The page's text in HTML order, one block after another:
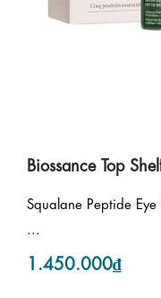
Biossance Top
Squalane Peptide
...
1.450.000₫